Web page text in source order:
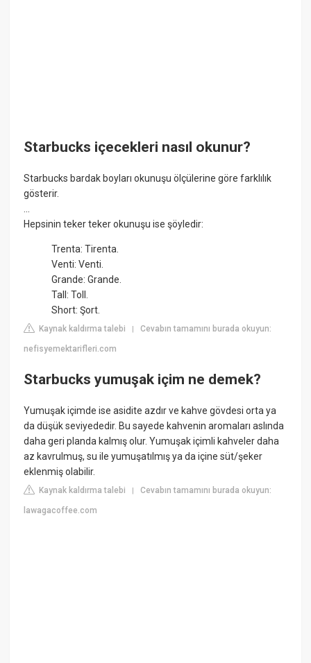
Starbucks içecekleri nasıl okunur?
Starbucks bardak boyları okunuşu ölçülerine göre farklılık
gösterir.
...
Hepsinin teker teker okunuşu ise şöyledir:
Trenta: Tirenta.
Venti: Venti.
Grande: Grande.
Tall: Toll.
Short: Şort.
Kaynak kaldırma talebi |Cevabın tamamını burada okuyun:
nefisyemektarifleri.com
Starbucks yumuşak içim ne demek?
Yumuşak içimde ise asidite azdır ve kahve gövdesi orta ya
da düşük seviyededir. Bu sayede kahvenin aromaları aslında
daha geri planda kalmış olur. Yumuşak içimli kahveler daha
az kavrulmuş, su ile yumuşatılmış ya da içine süt/şeker
eklenmiş olabilir.
Kaynak kaldırma talebi |Cevabın tamamını burada okuyun:
lawagacoffee.com